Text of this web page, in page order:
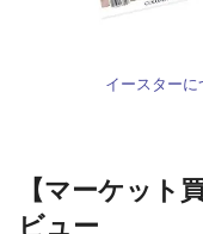
イースター
【マーケット
ビュー